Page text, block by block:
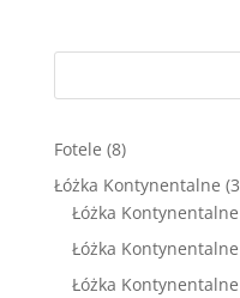
Fotele 88
produktów
Łóżka Kontynentalne
Łóżka
Łóżka
Łóżka